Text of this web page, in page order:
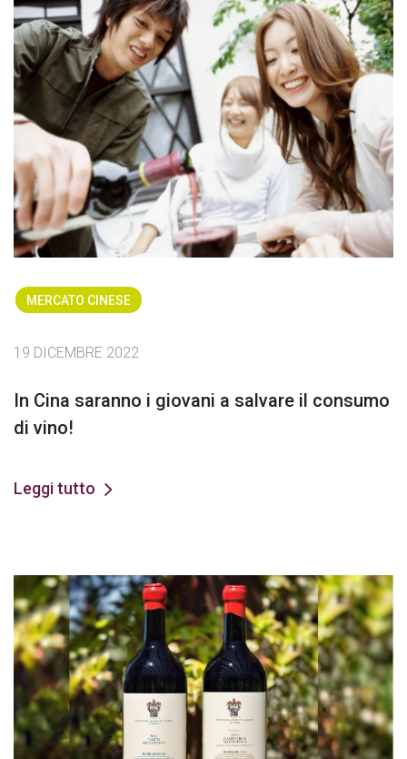
MERCATO CINESE
19 DICEMBRE 2022
In Cina saranno i giovani a salvare il consumo
di vino!
Leggi tutto